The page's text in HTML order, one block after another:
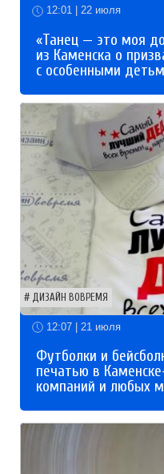
12:01 | 22 июля
«Танец — это моя
из Каменска о
с особенными
ДИЗАЙН ВОВРЕМЯ
12:07 | 21 июля
Футболки и
печатью в
компаний и любых